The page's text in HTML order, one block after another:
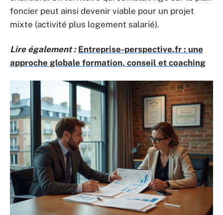
foncier peut ainsi devenir viable pour un projet
mixte (activité plus logement salarié).
Lire également : Entreprise-perspective.fr : une
approche globale formation, conseil et coaching